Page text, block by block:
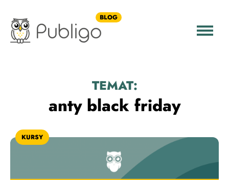
BLOG
TEMAT:
anty black friday
KURSY